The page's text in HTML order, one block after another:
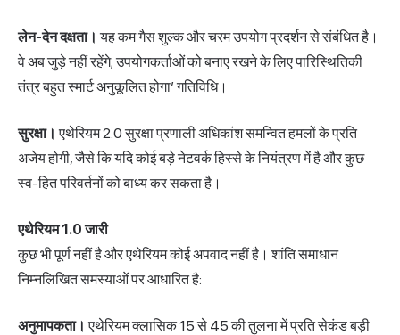
लेन-देन दक्षता। यह कम गैस शुल्क और चरम उपयोग प्रदर्शन से संबंधित है।
वे अब जुड़े नहीं रहेंगे; उपयोगकर्ताओं को बनाए रखने के लिए पारिस्थितिकी
तंत्र बहुत स्मार्ट अनुकूलित होगा’ गतिविधि।
सुरक्षा। एथेरियम 2.0 सुरक्षा प्रणाली अधिकांश समन्वित हमलों के प्रति
अजेय होगी, जैसे कि यदि कोई बड़े नेटवर्क हिस्से के नियंत्रण में है और कुछ
स्व-हित परिवर्तनों को बाध्य कर सकता है।
एथेरियम 1.0 जारी
कुछ भी पूर्ण नहीं है और एथेरियम कोई अपवाद नहीं है। शांति समाधान
निम्नलिखित समस्याओं पर आधारित है:
अनुमापकता।एथेरियम क्लासिक 15 से 45 की तुलना में प्रति सेकंड बड़ी